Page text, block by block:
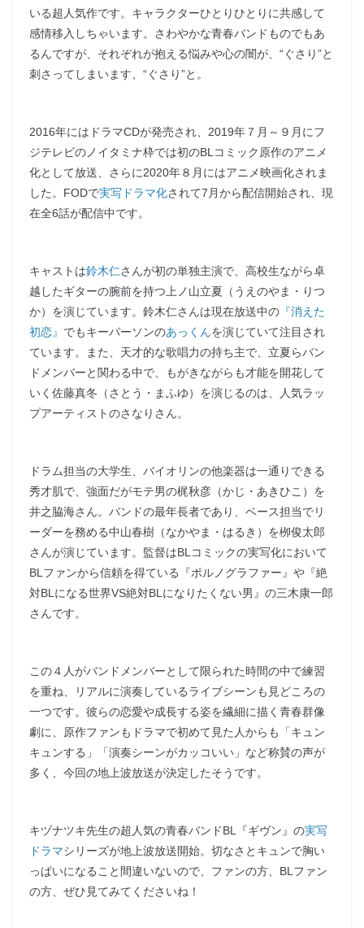
いる超人気作です。キャラクターひとりひとりに共感して
感情移入しちゃいます。さわやかな青春バンドものでもあ
るんですが、それぞれが抱える悩みや心の闇が、“ぐさり”と
刺さってしまいます、“ぐさり”と。
2016年にはドラマCDが発売され、2019年７月～９月にフ
ジテレビのノイタミナ枠では初のBLコミック原作のアニメ
化として放送、さらに2020年８月にはアニメ映画化されま
した。FODで実写ドラマ化されて7月から配信開始され、現
在全6話が配信中です。
キャストは鈴木仁さんが初の単独主演で、高校生ながら卓
越したギターの腕前を持つ上ノ山立夏（うえのやま・りつ
か）を演じています。鈴木仁さんは現在放送中の 『消えた
初恋』 でもキーパーソンのあっくんを演じていて注目され
ています。また、天才的な歌唱力の持ち主で、立夏らバン
ドメンバーと関わる中で、もがきながらも才能を開花して
いく佐藤真冬（さとう・まふゆ）を演じるのは、人気ラッ
プアーティストのさなりさん。
ドラム担当の大学生、バイオリンの他楽器は一通りできる
秀才肌で、強面だがモテ男の梶秋彦（かじ・あきひこ）を
井之脇海さん。バンドの最年長者であり、ベース担当でリ
ーダーを務める中山春樹（なかやま・はるき）を栁俊太郎
さんが演じています。監督はBLコミックの実写化において
BLファンから信頼を得ている『ポルノグラファー』や『絶
対BLになる世界VS絶対BLになりたくない男』の三木康一郎
さんです。
この４人がバンドメンバーとして限られた時間の中で練習
を重ね、リアルに演奏しているライブシーンも見どころの
一つです。彼らの恋愛や成長する姿を繊細に描く青春群像
劇に、原作ファンもドラマで初めて見た人からも「キュン
キュンする」「演奏シーンがカッコいい」など称賛の声が
多く、今回の地上波放送が決定したそうです。
キヅナツキ先生の超人気の青春バンドBL『ギヴン』の実写
ドラマシリーズが地上波放送開始。切なさとキュンで胸い
っぱいになること間違いないので、ファンの方、BLファン
の方、ぜひ見てみてくださいね！